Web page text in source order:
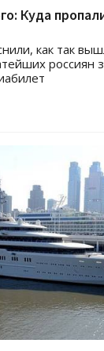
Куда
как так
россиян